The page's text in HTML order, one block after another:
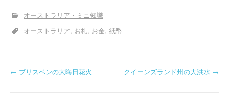
オーストラリア・ミニ知識
オーストラリア お札 お金 紙幣
投
← ブリスベンの大晦日花火 クイーンズランド州の大洪水 →